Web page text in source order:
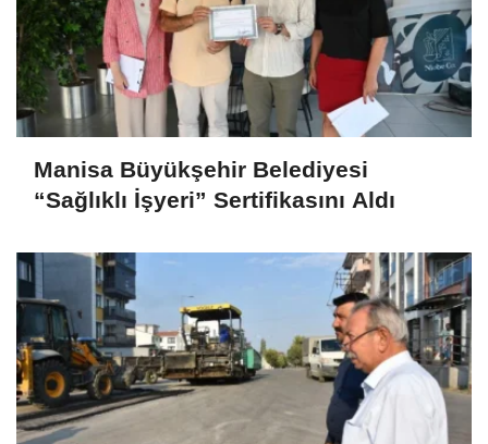
Manisa Büyükşehir Belediyesi
“Sağlıklı İşyeri” Sertifikasını Aldı